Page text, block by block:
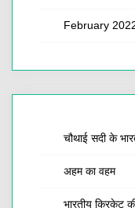
February
चौथाई सदी के
अहम का वहम
भारतीय क्रिकेट